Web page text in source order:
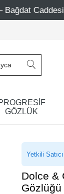
GÖZLÜK
Yetkili Satıcı
Dolce &
Gözlüğü